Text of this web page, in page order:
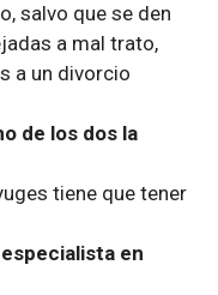
salvo que se den
a mal trato,
a un divorcio
de los dos la
tiene que tener
en